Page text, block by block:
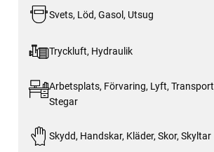
Svets, Löd, Gasol, Utsug
Tryckluft, Hydraulik
Arbetsplats, Förvaring, Lyft,
Stegar
Skydd, Handskar, Kläder, Skor, Skyltar